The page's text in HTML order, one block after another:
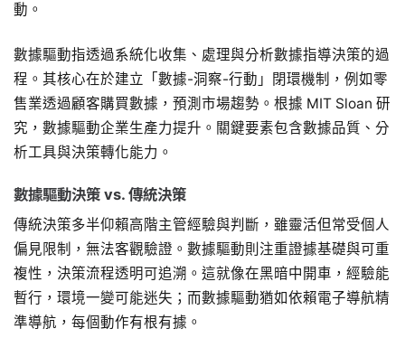
動。
數據驅動指透過系統化收集、處理與分析數據指導決策的過
程。其核心在於建立「數據-洞察-行動」閉環機制，例如零
售業透過顧客購買數據，預測市場趨勢。根據 MIT Sloan 研
究，數據驅動企業生產力提升。關鍵要素包含數據品質、分
析工具與決策轉化能力。
數據驅動決策 vs. 傳統決策
傳統決策多半仰賴高階主管經驗與判斷，雖靈活但常受個人
偏見限制，無法客觀驗證。數據驅動則注重證據基礎與可重
複性，決策流程透明可追溯。這就像在黑暗中開車，經驗能
暫行，環境一變可能迷失；而數據驅動猶如依賴電子導航精
準導航，每個動作有根有據。